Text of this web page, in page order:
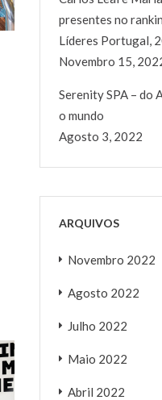
presentes no
Líderes Portugal,
Novembro 15,
Serenity SPA – do
o mundo
Agosto 3, 2022
ARQUIVOS
Novembro 2022
Agosto 2022
Julho 2022
Maio 2022
Abril 2022